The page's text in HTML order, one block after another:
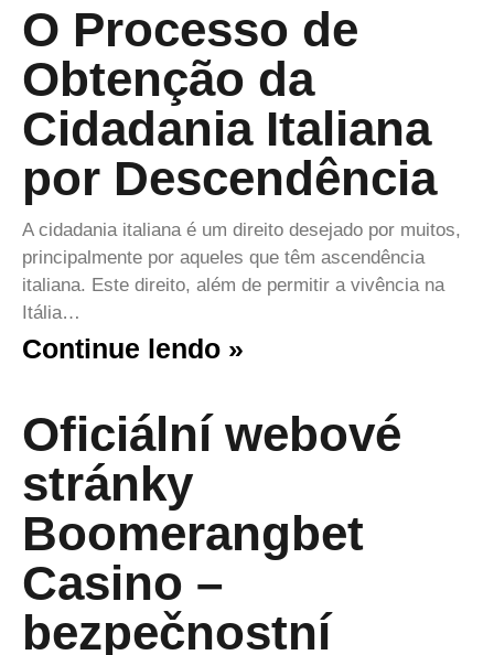
O Processo de
Obtenção da
Cidadania Italiana
por Descendência
A cidadania italiana é um direito desejado por muitos,
principalmente por aqueles que têm ascendência
italiana. Este direito, além de permitir a vivência na
Itália…
Continue lendo »
Oficiální webové
stránky
Boomerangbet
Casino –
bezpečnostní